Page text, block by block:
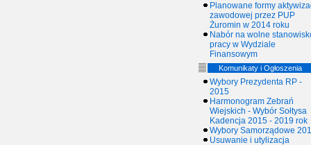
Planowane formy
zawodowej przez PUP
Żuromin w 2014 roku
Nabór na wolne
pracy w Wydziale
Finansowym
Komunikaty i Ogłoszenia
Wybory Prezydenta RP -
2015
Harmonogram Zebrań
Wiejskich - Wybór Sołtysa
Kadencja 2015 - 2019 rok
Wybory Samorządowe
Usuwanie i utylizacja